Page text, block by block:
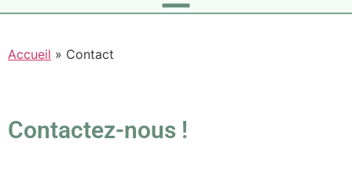
Accueil » Contact
Contactez-nous !